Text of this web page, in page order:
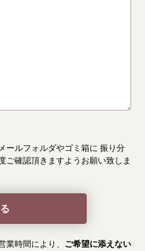
わせ
ールフォルダやゴミ箱に 振り分
ご確認頂きますようお願い致しま
業時間により、 ご希望に添えない